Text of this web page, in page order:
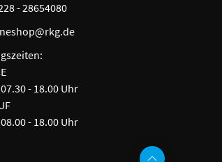
- 28654080
- 18.00 Uhr
- 18.00 Uhr